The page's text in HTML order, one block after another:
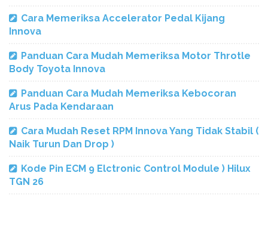
Cara Memeriksa Accelerator Pedal Kijang
Innova
Panduan Cara Mudah Memeriksa Motor Throtle
Body Toyota Innova
Panduan Cara Mudah Memeriksa Kebocoran
Arus Pada Kendaraan
Cara Mudah Reset RPM Innova Yang Tidak Stabil (
Naik Turun Dan Drop )
Kode Pin ECM 9 Elctronic Control Module ) Hilux
TGN 26